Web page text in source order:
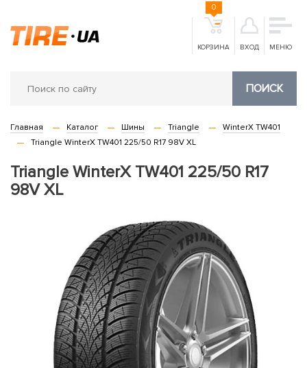
КОРЗИНА
0
ВХОД МЕНЮ
ПОИСК
Главная Каталог Шины Triangle
WinterX TW401
Triangle WinterX TW401 225/50 R17 98V XL
Triangle WinterX TW401 225/50 R17
98V XL